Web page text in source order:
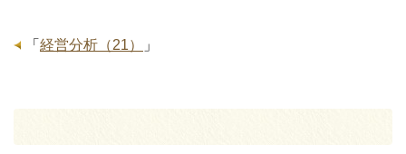
「 経営分析（21） 」